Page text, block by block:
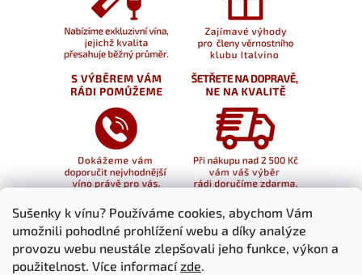
Sušenky k vínu? Používáme cookies, abychom Vám
umožnili pohodlné prohlížení webu a díky analýze
provozu webu neustále zlepšovali jeho funkce, výkon a
použitelnost. Více informacízde.